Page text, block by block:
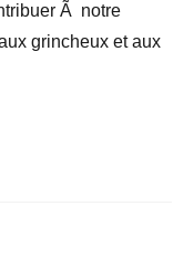
Ã notre
grincheux et aux